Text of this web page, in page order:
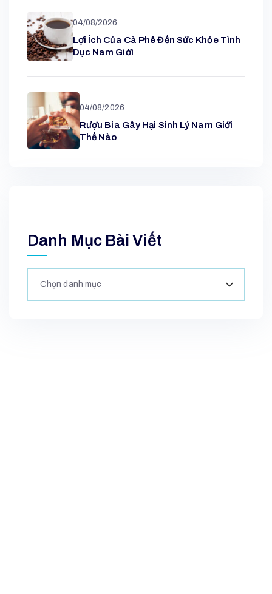
04/08/2026
Lợi Ích Của Cà Phê Đến Sức Khỏe Tình
Dục Nam Giới
04/08/2026
Rượu Bia Gây Hại Sinh Lý Nam Giới
Thế Nào
Danh Mục Bài Viết
Chọn danh mục